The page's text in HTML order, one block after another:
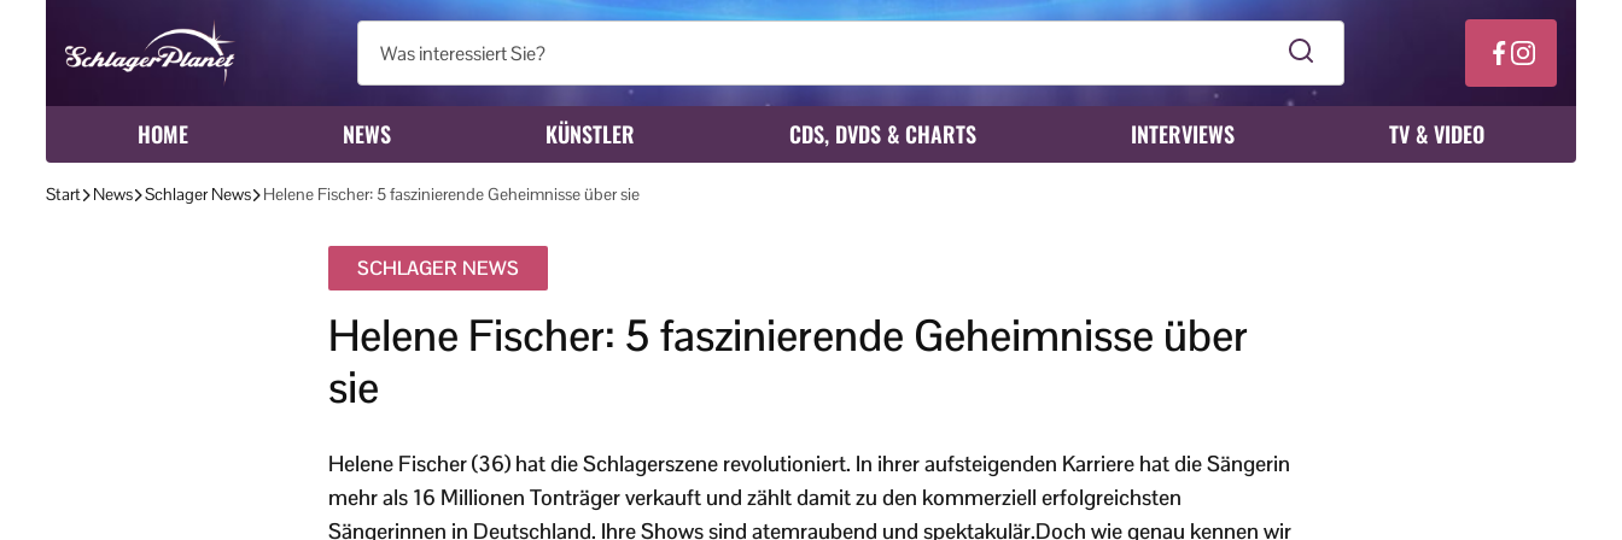
HOME NEWS KÜNSTLER CDS, DVDS & CHARTS INTERVIEWS TV & VIDEO
Start News Schlager News Helene Fischer: 5 faszinierende Geheimnisse über sie
SCHLAGER NEWS
Helene Fischer: 5 faszinierende Geheimnisse über
sie
Helene Fischer (36) hat die Schlagerszene revolutioniert. In ihrer aufsteigenden Karriere hat die Sängerin
mehr als 16 Millionen Tonträger verkauft und zählt damit zu den kommerziell erfolgreichsten
Sängerinnen in Deutschland. Ihre Shows sind atemraubend und spektakulär.Doch wie genau kennen wir